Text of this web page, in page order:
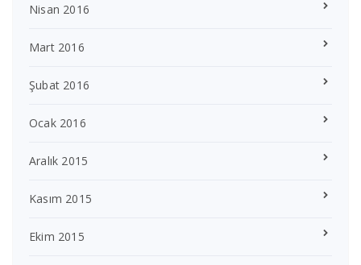
Nisan 2016
Mart 2016
Şubat 2016
Ocak 2016
Aralık 2015
Kasım 2015
Ekim 2015